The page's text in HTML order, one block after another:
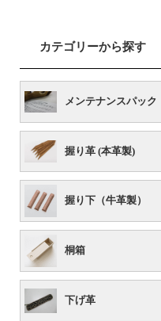
カテゴリーから探す
メンテナンスパック
握り革 (本革製)
握り下（牛革製）
桐箱
下げ革